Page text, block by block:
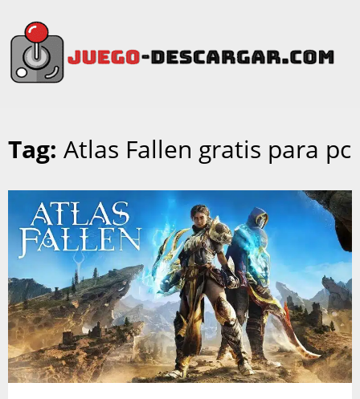
Tag: Atlas Fallen gratis para pc